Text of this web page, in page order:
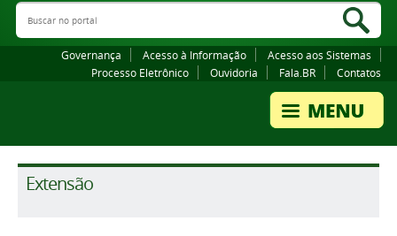
Canais
Buscar no portal
Governança Acesso à Informação
Acesso aos Sistemas
Processo Eletrônico
Ouvidoria Fala.BR Contatos
Extensão